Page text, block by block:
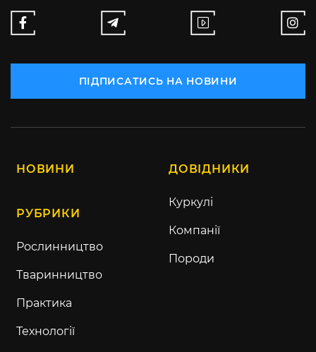
ПІДПИСАТИСЬ НА НОВИНИ
НОВИНИ
РУБРИКИ
Рослинництво
Тваринництво
Практика
Технології
ДОВІДНИКИ
Куркулі
Компанії
Породи